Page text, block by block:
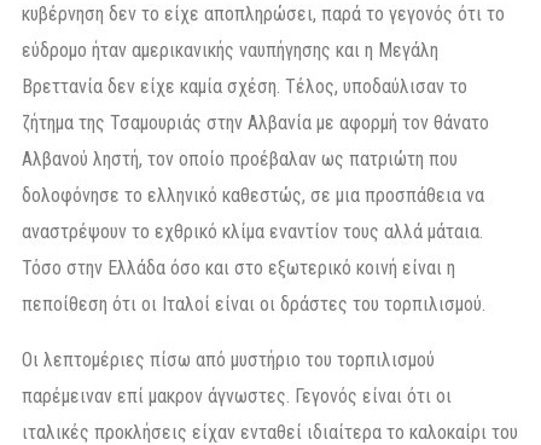
κυβέρνηση δεν το είχε αποπληρώσει, παρά το γεγονός ότι το
εύδρομο ήταν αμερικανικής ναυπήγησης και η Μεγάλη
Βρεττανία δεν είχε καμία σχέση. Τέλος, υποδαύλισαν το
ζήτημα της Τσαμουριάς στην Αλβανία με αφορμή τον θάνατο
Αλβανού ληστή, τον οποίο προέβαλαν ως πατριώτη που
δολοφόνησε το ελληνικό καθεστώς, σε μια προσπάθεια να
αναστρέψουν το εχθρικό κλίμα εναντίον τους αλλά μάταια.
Τόσο στην Ελλάδα όσο και στο εξωτερικό κοινή είναι η
πεποίθεση ότι οι Ιταλοί είναι οι δράστες του τορπιλισμού.
Οι λεπτομέριες πίσω από μυστήριο του τορπιλισμού
παρέμειναν επί μακρον άγνωστες. Γεγονός είναι ότι οι
ιταλικές προκλήσεις είχαν ενταθεί ιδιαίτερα το καλοκαίρι του